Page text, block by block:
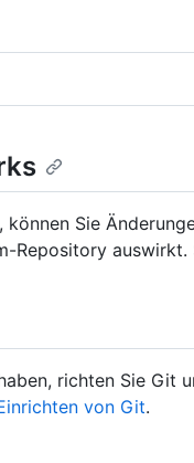
Sie
Repository auswirkt.
richten Sie Git
von Git.